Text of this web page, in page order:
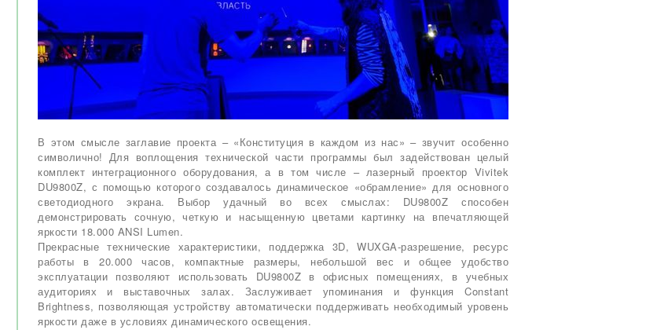
В этом смысле заглавие проекта – «Конституция в каждом из нас» – звучит особенно
символично! Для воплощения технической части программы был задействован целый
комплект интеграционного оборудования, а в том числе – лазерный проектор Vivitek
DU9800Z, с помощью которого создавалось динамическое «обрамление» для основного
светодиодного экрана. Выбор удачный во всех смыслах: DU9800Z способен
демонстрировать сочную, четкую и насыщенную цветами картинку на впечатляющей
яркости 18.000 ANSI Lumen.
Прекрасные технические характеристики, поддержка 3D, WUXGA-разрешение, ресурс
работы в 20.000 часов, компактные размеры, небольшой вес и общее удобство
эксплуатации позволяют использовать DU9800Z в офисных помещениях, в учебных
аудиториях и выставочных залах. Заслуживает упоминания и функция Constant
Brightness, позволяющая устройству автоматически поддерживать необходимый уровень
яркости даже в условиях динамического освещения.